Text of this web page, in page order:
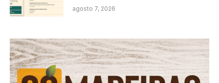
agosto 7, 2026